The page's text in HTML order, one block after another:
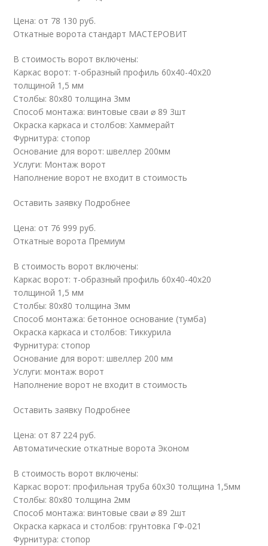
Цена: от 78 130 руб.
Откатные ворота стандарт МАСТЕРОВИТ
В стоимость ворот включены:
Каркас ворот: т-образный профиль 60х40-40х20
толщиной 1,5 мм
Столбы: 80х80 толщина 3мм
Способ монтажа: винтовые сваи ⌀ 89 3шт
Окраска каркаса и столбов: Хаммерайт
Фурнитура: стопор
Основание для ворот: швеллер 200мм
Услуги: Монтаж ворот
Наполнение ворот не входит в стоимость
Оставить заявку Подробнее
Цена: от 76 999 руб.
Откатные ворота Премиум
В стоимость ворот включены:
Каркас ворот: т-образный профиль 60х40-40х20
толщиной 1,5 мм
Столбы: 80х80 толщина 3мм
Способ монтажа: бетонное основание (тумба)
Окраска каркаса и столбов: Тиккурила
Фурнитура: стопор
Основание для ворот: швеллер 200 мм
Услуги: монтаж ворот
Наполнение ворот не входит в стоимость
Оставить заявку Подробнее
Цена: от 87 224 руб.
Автоматические откатные ворота Эконом
В стоимость ворот включены:
Каркас ворот: профильная труба 60х30 толщина 1,5мм
Столбы: 80х80 толщина 2мм
Способ монтажа: винтовые сваи ⌀ 89 2шт
Окраска каркаса и столбов: грунтовка ГФ-021
Фурнитура: стопор